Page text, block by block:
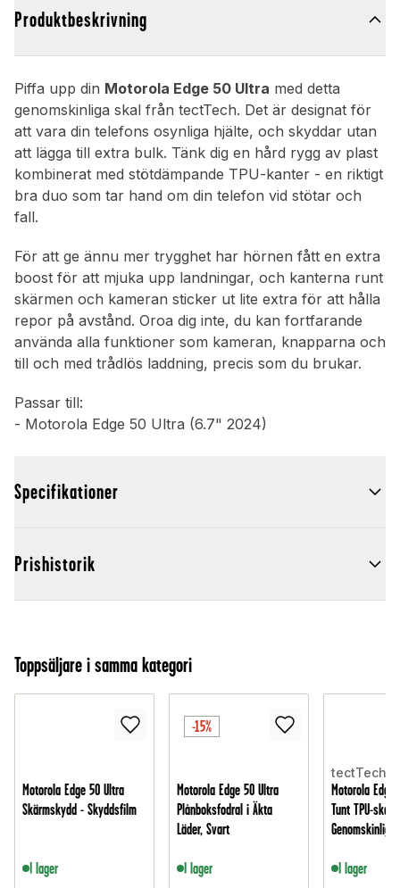
Produktbeskrivning
Piffa upp din Motorola Edge 50 Ultra med detta
genomskinliga skal från tectTech. Det är designat för
att vara din telefons osynliga hjälte, och skyddar utan
att lägga till extra bulk. Tänk dig en hård rygg av plast
kombinerat med stötdämpande TPU-kanter - en riktigt
bra duo som tar hand om din telefon vid stötar och
fall.
För att ge ännu mer trygghet har hörnen fått en extra
boost för att mjuka upp landningar, och kanterna runt
skärmen och kameran sticker ut lite extra för att hålla
repor på avstånd. Oroa dig inte, du kan fortfarande
använda alla funktioner som kameran, knapparna och
till och med trådlös laddning, precis som du brukar.
Passar till:
- Motorola Edge 50 Ultra (6.7" 2024)
Specifikationer
Prishistorik
Toppsäljare i samma kategori
Motorola Edge 50 Ultra
Skärmskydd - Skyddsfilm
I lager
-15%
Motorola Edge 50 Ultra
Plånboksfodral i Äkta
Läder, Svart
I lager
tectTech
Motorola Edge
Tunt TPU-skal,
Genomskinlig
I lager